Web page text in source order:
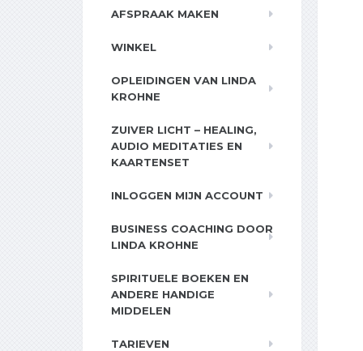
AFSPRAAK MAKEN
WINKEL
OPLEIDINGEN VAN LINDA
KROHNE
ZUIVER LICHT – HEALING,
AUDIO MEDITATIES EN
KAARTENSET
INLOGGEN MIJN ACCOUNT
BUSINESS COACHING DOOR
LINDA KROHNE
SPIRITUELE BOEKEN EN
ANDERE HANDIGE
MIDDELEN
TARIEVEN